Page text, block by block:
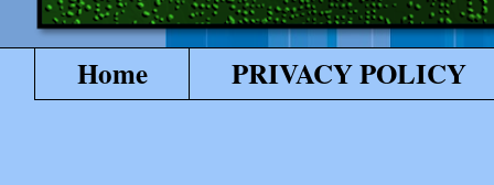
Home PRIVACY POLICY